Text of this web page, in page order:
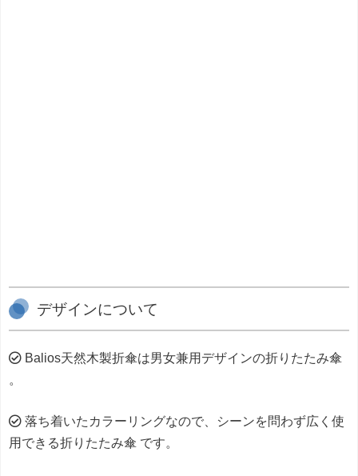
デザインについて
Balios天然木製折傘は男女兼用デザインの折りたたみ傘
。
落ち着いたカラーリングなので、シーンを問わず広く使
用できる折りたたみ傘 です。